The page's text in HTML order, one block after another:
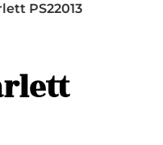
PS22013